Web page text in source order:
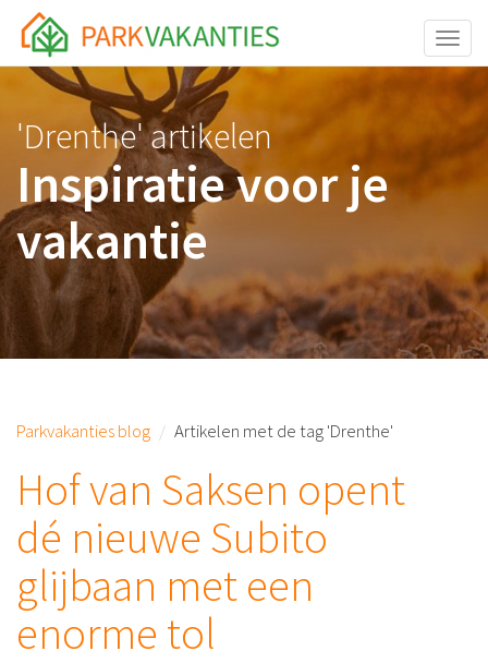
<body id="page-top">
'Drenthe' artikelen
Inspiratie voor je
vakantie
Parkvakanties blog Artikelen met de tag 'Drenthe'
Hof van Saksen opent
dé nieuwe Subito
glijbaan met een
enorme tol